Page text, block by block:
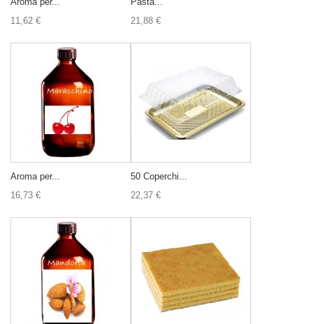
11,62 €
21,88 €
Aroma per...
16,73 €
50 Coperchi...
22,37 €